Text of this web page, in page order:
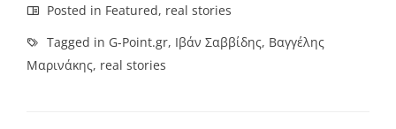
Posted in Featured, real stories
Tagged in G-Point.gr, Ιβάν Σαββίδης, Bαγγέλης
Μαρινάκης, real stories